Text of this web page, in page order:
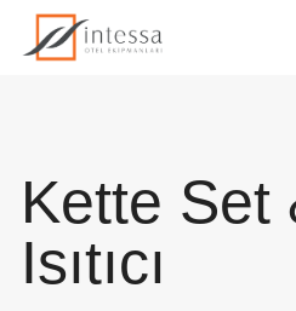
Kette Set
Isıtıcı